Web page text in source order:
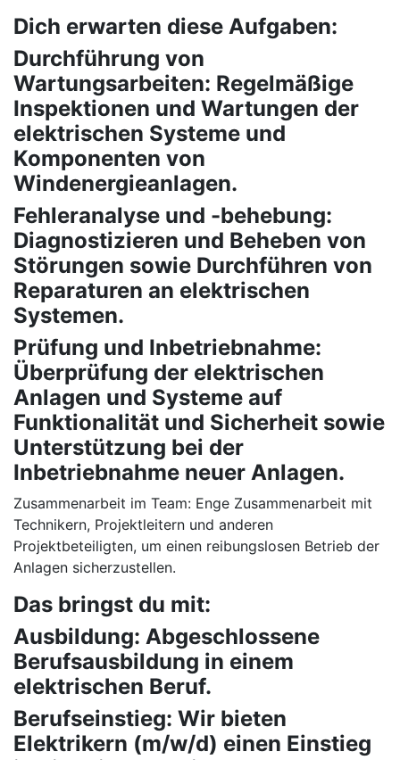
Dich erwarten diese Aufgaben:
Durchführung von
Wartungsarbeiten: Regelmäßige
Inspektionen und Wartungen der
elektrischen Systeme und
Komponenten von
Windenergieanlagen.
Fehleranalyse und -behebung:
Diagnostizieren und Beheben von
Störungen sowie Durchführen von
Reparaturen an elektrischen
Systemen.
Prüfung und Inbetriebnahme:
Überprüfung der elektrischen
Anlagen und Systeme auf
Funktionalität und Sicherheit sowie
Unterstützung bei der
Inbetriebnahme neuer Anlagen.
Zusammenarbeit im Team: Enge Zusammenarbeit mit
Technikern, Projektleitern und anderen
Projektbeteiligten, um einen reibungslosen Betrieb der
Anlagen sicherzustellen.
Das bringst du mit:
Ausbildung: Abgeschlossene
Berufsausbildung in einem
elektrischen Beruf.
Berufseinstieg: Wir bieten
Elektrikern (m/w/d) einen Einstieg